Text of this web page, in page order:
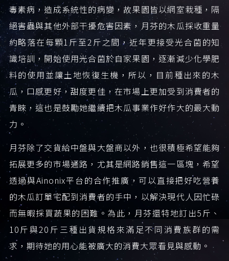
毒素病，造成系統性的病變，故果園皆以網室栽種，隔
絕害蟲與其他外部干擾危害因素，月芬的木瓜採收重量
約略落在每顆1斤至2斤之間，近年更接受光合菌的知
識培訓，開始使用光合菌於自家果園，逐漸減少化學肥
料的使用並讓土地恢復生機，所以，目前種出來的木
瓜，口感更好，甜度更佳，在市場上更加受到消費者的
青睞，這也是鼓勵她繼續把木瓜事業作好作大的最大動
力。
月芬除了交貨給中盤與大盤商以外，也很積極希望能夠
拓展更多的市場通路，尤其是網路銷售這一區塊，希望
透過與Ainonix平台的合作推廣，可以直接把好吃營養
的木瓜訂單宅配到消費者的手中，以解決現代人因忙碌
而無暇採買蔬果的困難。為此，月芬還特地訂出5斤、
10斤與20斤三種出貨規格來滿足不同消費族群的需
求，期待她的用心能被廣大的消費大眾看見與感動。